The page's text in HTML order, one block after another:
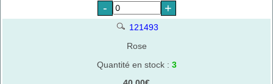
- +
121493
Rose
Quantité en stock : 3